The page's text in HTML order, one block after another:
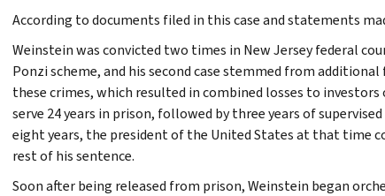
According to documents filed in this case and statements
Weinstein was convicted two times in New Jersey federal
Ponzi scheme, and his second case stemmed from
these crimes, which resulted in combined losses to
serve 24 years in prison, followed by three years of
eight years, the president of the United States at that time
rest of his sentence.
Soon after being released from prison, Weinstein began